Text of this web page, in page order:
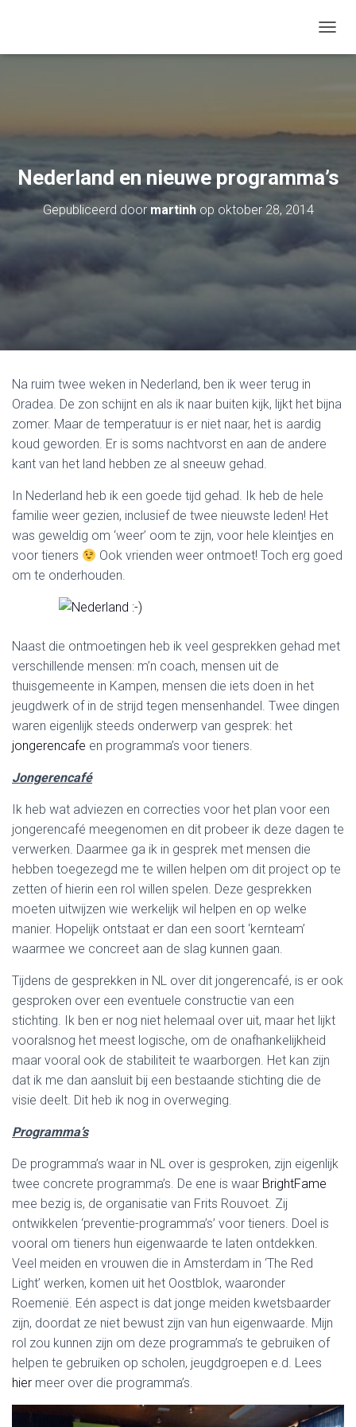
Nederland en nieuwe programma’s
Gepubliceerd doormartinhop oktober 28, 2014
Na ruim twee weken in Nederland, ben ik weer terug in
Oradea. De zon schijnt en als ik naar buiten kijk, lijkt het bijna
zomer. Maar de temperatuur is er niet naar, het is aardig
koud geworden. Er is soms nachtvorst en aan de andere
kant van het land hebben ze al sneeuw gehad.
In Nederland heb ik een goede tijd gehad. Ik heb de hele
familie weer gezien, inclusief de twee nieuwste leden! Het
was geweldig om ‘weer’ oom te zijn, voor hele kleintjes en
voor tieners
Ook vrienden weer ontmoet! Toch erg goed
om te onderhouden.
Naast die ontmoetingen heb ik veel gesprekken gehad met
verschillende mensen: m’n coach, mensen uit de
thuisgemeente in Kampen, mensen die iets doen in het
jeugdwerk of in de strijd tegen mensenhandel. Twee dingen
waren eigenlijk steeds onderwerp van gesprek: het
jongerencafe en programma’s voor tieners.
Jongerencafé
Ik heb wat adviezen en correcties voor het plan voor een
jongerencafé meegenomen en dit probeer ik deze dagen te
verwerken. Daarmee ga ik in gesprek met mensen die
hebben toegezegd me te willen helpen om dit project op te
zetten of hierin een rol willen spelen. Deze gesprekken
moeten uitwijzen wie werkelijk wil helpen en op welke
manier. Hopelijk ontstaat er dan een soort ‘kernteam’
waarmee we concreet aan de slag kunnen gaan.
Tijdens de gesprekken in NL over dit jongerencafé, is er ook
gesproken over een eventuele constructie van een
stichting. Ik ben er nog niet helemaal over uit, maar het lijkt
vooralsnog het meest logische, om de onafhankelijkheid
maar vooral ook de stabiliteit te waarborgen. Het kan zijn
dat ik me dan aansluit bij een bestaande stichting die de
visie deelt. Dit heb ik nog in overweging.
Programma’s
De programma’s waar in NL over is gesproken, zijn eigenlijk
twee concrete programma’s. De ene is waar BrightFame
mee bezig is, de organisatie van Frits Rouvoet. Zij
ontwikkelen ‘preventie-programma’s’ voor tieners. Doel is
vooral om tieners hun eigenwaarde te laten ontdekken.
Veel meiden en vrouwen die in Amsterdam in ‘The Red
Light’ werken, komen uit het Oostblok, waaronder
Roemenië. Eén aspect is dat jonge meiden kwetsbaarder
zijn, doordat ze niet bewust zijn van hun eigenwaarde. Mijn
rol zou kunnen zijn om deze programma’s te gebruiken of
helpen te gebruiken op scholen, jeugdgroepen e.d. Lees
hier meer over die programma’s.